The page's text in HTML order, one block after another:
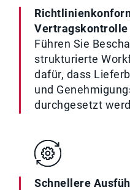
Vertragskontrolle
Führen Sie
strukturierte
dafür, dass
und
durchgesetzt
Schnellere